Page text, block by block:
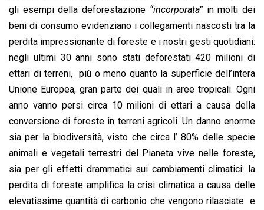
gli esempi della deforestazione “incorporata”in molti dei
beni di consumo evidenziano i collegamenti nascosti tra la
perdita impressionante di foreste e i nostri gesti quotidiani:
negli ultimi 30 anni sono stati deforestati 420 milioni di
ettari di terreni, più o meno quanto la superficie dell’intera
Unione Europea, gran parte dei quali in aree tropicali. Ogni
anno vanno persi circa 10 milioni di ettari a causa della
conversione di foreste in terreni agricoli. Un danno enorme
sia per la biodiversità, visto che circa l’ 80% delle specie
animali e vegetali terrestri del Pianeta vive nelle foreste,
sia per gli effetti drammatici sui cambiamenti climatici: la
perdita di foreste amplifica la crisi climatica a causa delle
elevatissime quantità di carbonio che vengono rilasciate e